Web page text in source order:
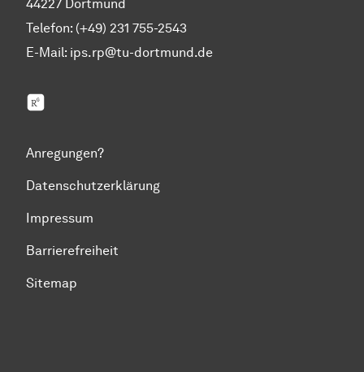
44227 Dortmund
Telefon: (+49) 231 755-2543
E-Mail: ips.rp@tu-dortmund.de
Anregungen?
Datenschutzerklärung
Impressum
Barrierefreiheit
Sitemap